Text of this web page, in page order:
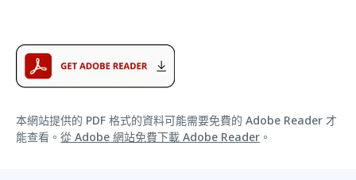
本網站提供的 PDF 格式的資料可能需要免費的 Adobe Reader 才
能查看。 從 Adobe 網站免費下載 Adobe Reader 。